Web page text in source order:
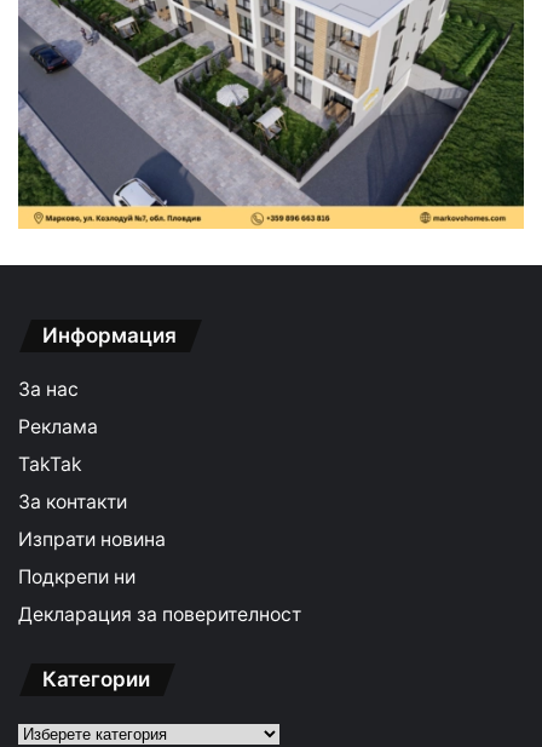
Информация
За нас
Реклама
TakTak
За контакти
Изпрати новина
Подкрепи ни
Декларация за поверителност
Категории
Категории